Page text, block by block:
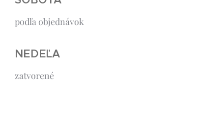
podľa objednávok
NEDEĽA
zatvorené